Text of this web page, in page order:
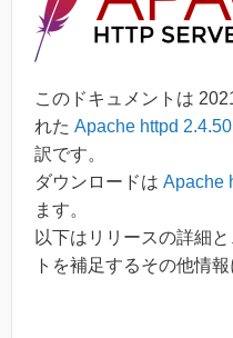
このドキュメントは
れた Apache httpd
訳です。
ダウンロードは Apache
ます。
以下はリリースの詳細
トを補足するその他情